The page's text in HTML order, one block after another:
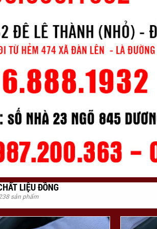
LIỆU ĐỒNG
sản phẩm